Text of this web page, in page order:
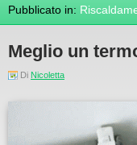
Pubblicato in:
Meglio un
Di Nicoletta